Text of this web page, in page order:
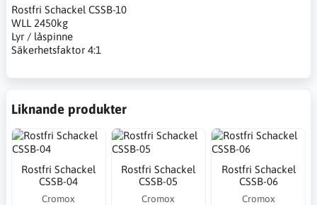
Rostfri Schackel CSSB-10
WLL 2450kg
Lyr / låspinne
Säkerhetsfaktor 4:1
Liknande produkter
Rostfri Schackel
CSSB-04
Cromox
Rostfri Schackel
CSSB-05
Cromox
Rostfri Schackel
CSSB-06
Cromox